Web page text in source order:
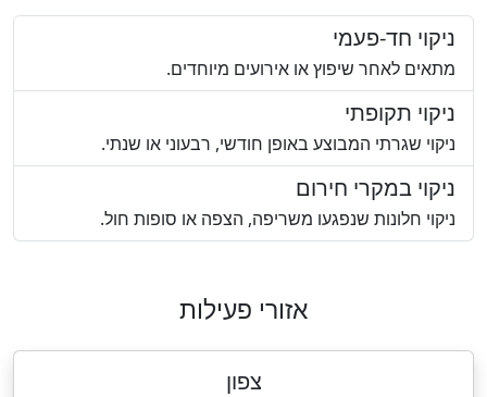
ניקוי חד-פעמי
מתאים לאחר שיפוץ או אירועים מיוחדים.
ניקוי תקופתי
ניקוי שגרתי המבוצע באופן חודשי, רבעוני או שנתי.
ניקוי במקרי חירום
ניקוי חלונות שנפגעו משריפה, הצפה או סופות חול.
אזורי פעילות
צפון